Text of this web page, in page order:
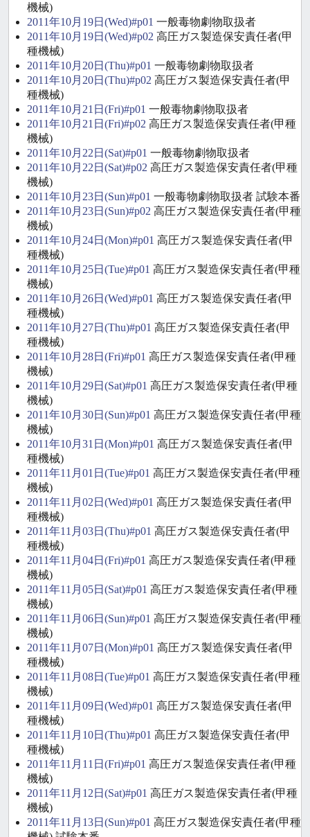
機械)
2011年10月19日(Wed)#p01 一般毒物劇物取扱者
2011年10月19日(Wed)#p02 高圧ガス製造保安責任者(甲
種機械)
2011年10月20日(Thu)#p01 一般毒物劇物取扱者
2011年10月20日(Thu)#p02 高圧ガス製造保安責任者(甲
種機械)
2011年10月21日(Fri)#p01 一般毒物劇物取扱者
2011年10月21日(Fri)#p02 高圧ガス製造保安責任者(甲種
機械)
2011年10月22日(Sat)#p01 一般毒物劇物取扱者
2011年10月22日(Sat)#p02 高圧ガス製造保安責任者(甲種
機械)
2011年10月23日(Sun)#p01 一般毒物劇物取扱者 試験本番
2011年10月23日(Sun)#p02 高圧ガス製造保安責任者(甲種
機械)
2011年10月24日(Mon)#p01 高圧ガス製造保安責任者(甲
種機械)
2011年10月25日(Tue)#p01 高圧ガス製造保安責任者(甲種
機械)
2011年10月26日(Wed)#p01 高圧ガス製造保安責任者(甲
種機械)
2011年10月27日(Thu)#p01 高圧ガス製造保安責任者(甲
種機械)
2011年10月28日(Fri)#p01 高圧ガス製造保安責任者(甲種
機械)
2011年10月29日(Sat)#p01 高圧ガス製造保安責任者(甲種
機械)
2011年10月30日(Sun)#p01 高圧ガス製造保安責任者(甲種
機械)
2011年10月31日(Mon)#p01 高圧ガス製造保安責任者(甲
種機械)
2011年11月01日(Tue)#p01 高圧ガス製造保安責任者(甲種
機械)
2011年11月02日(Wed)#p01 高圧ガス製造保安責任者(甲
種機械)
2011年11月03日(Thu)#p01 高圧ガス製造保安責任者(甲
種機械)
2011年11月04日(Fri)#p01 高圧ガス製造保安責任者(甲種
機械)
2011年11月05日(Sat)#p01 高圧ガス製造保安責任者(甲種
機械)
2011年11月06日(Sun)#p01 高圧ガス製造保安責任者(甲種
機械)
2011年11月07日(Mon)#p01 高圧ガス製造保安責任者(甲
種機械)
2011年11月08日(Tue)#p01 高圧ガス製造保安責任者(甲種
機械)
2011年11月09日(Wed)#p01 高圧ガス製造保安責任者(甲
種機械)
2011年11月10日(Thu)#p01 高圧ガス製造保安責任者(甲
種機械)
2011年11月11日(Fri)#p01 高圧ガス製造保安責任者(甲種
機械)
2011年11月12日(Sat)#p01 高圧ガス製造保安責任者(甲種
機械)
2011年11月13日(Sun)#p01 高圧ガス製造保安責任者(甲種